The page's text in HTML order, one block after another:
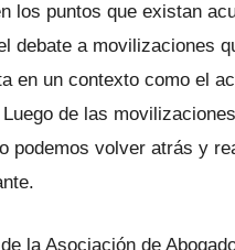
los puntos que existan
debate a movilizaciones
en un contexto como el
de las
podemos volver atrás y
la Asociación de